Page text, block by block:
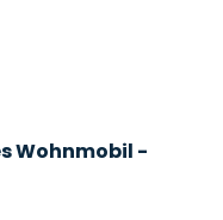
Wohnmobil -